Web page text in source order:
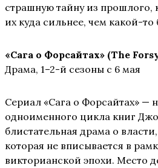
страшную тайну из прошлого,
их куда сильнее, чем какой-
«Сага о Форсайтах» (The
Драма, 1–2-й сезоны с 6 мая
Сериал «Сага о Форсайтах» —
одноименного цикла книг
блистательная драма о
которая не вписывается в
викторианской эпохи. Место